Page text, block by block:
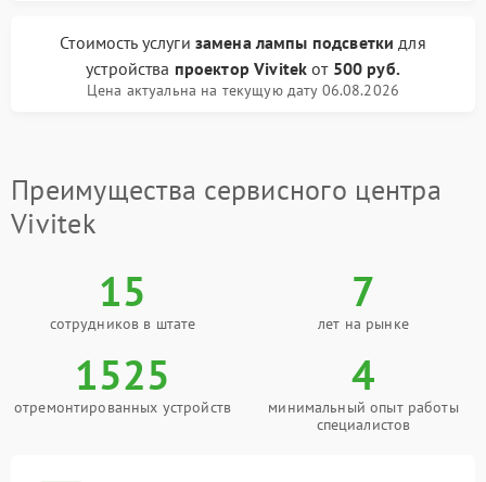
Стоимость услуги замена лампы подсветки для
устройства проектор Vivitek от 500 руб.
Цена актуальна на текущую дату 06.08.2026
Преимущества сервисного центра
Vivitek
15
сотрудников в штате
7
лет на рынке
1525
отремонтированных устройств
4
минимальный опыт работы
специалистов